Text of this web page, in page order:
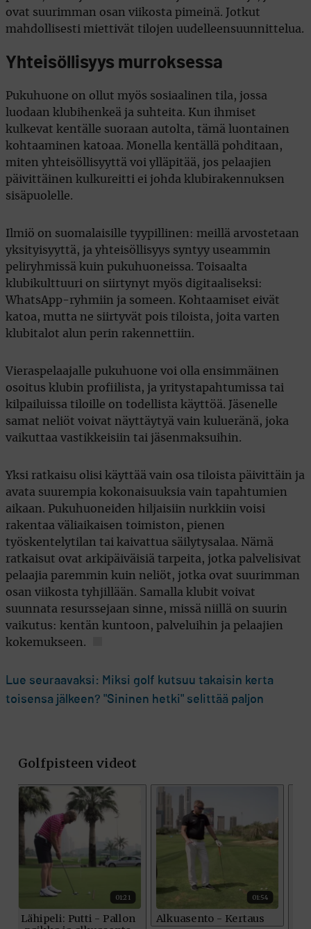
ovat suurimman osan viikosta pimeinä. Jotkut
mahdollisesti miettivät tilojen uudelleensuunnittelua.
Yhteisöllisyys murroksessa
Pukuhuone on ollut myös sosiaalinen tila, jossa
luodaan klubihenkeä ja suhteita. Kun ihmiset
kulkevat kentälle suoraan autolta, tämä luontainen
kohtaaminen katoaa. Monella kentällä pohditaan,
miten yhteisöllisyyttä voi ylläpitää, jos pelaajien
päivittäinen kulkureitti ei johda klubirakennuksen
sisäpuolelle.
Ilmiö on suomalaisille tyypillinen: meillä arvostetaan
yksityisyyttä, ja yhteisöllisyys syntyy useammin
peliryhmissä kuin pukuhuoneissa. Toisaalta
klubikulttuuri on siirtynyt myös digitaaliseksi:
WhatsApp-ryhmiin ja someen. Kohtaamiset eivät
katoa, mutta ne siirtyvät pois tiloista, joita varten
klubitalot alun perin rakennettiin.
Vieraspelaajalle pukuhuone voi olla ensimmäinen
osoitus klubin profiilista, ja yritystapahtumissa tai
kilpailuissa tiloille on todellista käyttöä. Jäsenelle
samat neliöt voivat näyttäytyä vain kulueränä, joka
vaikuttaa vastikkeisiin tai jäsenmaksuihin.
Yksi ratkaisu olisi käyttää vain osa tiloista päivittäin ja
avata suurempia kokonaisuuksia vain tapahtumien
aikaan. Pukuhuoneiden hiljaisiin nurkkiin voisi
rakentaa väliaikaisen toimiston, pienen
työskentelytilan tai kaivattua säilytysalaa. Nämä
ratkaisut ovat arkipäiväisiä tarpeita, jotka palvelisivat
pelaajia paremmin kuin neliöt, jotka ovat suurimman
osan viikosta tyhjillään. Samalla klubit voivat
suunnata resurssejaan sinne, missä niillä on suurin
vaikutus: kentän kuntoon, palveluihin ja pelaajien
kokemukseen.
Lue seuraavaksi: Miksi golf kutsuu takaisin kerta
toisensa jälkeen? "Sininen hetki" selittää paljon